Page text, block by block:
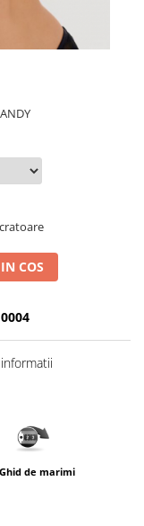
COS
Ghid de marimi